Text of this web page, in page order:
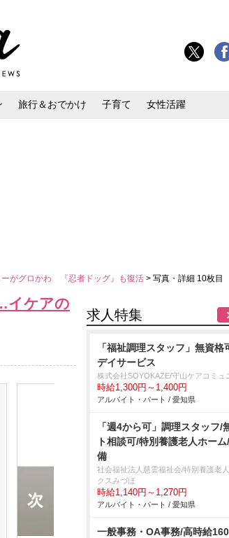
旅行＆おでかけ 子育て 女性活躍
ーがグロかわ 『忍者ドッグ』も復活 > 写真・詳細 10枚目
イケアの
求人特集
「福祉調理スタッフ」無資格
デイサービス
株式会社SOYOKAZE/守山ケアコミュ
時給1,300円～1,400円
アルバイト・パート / 愛知県
「週4から可」調理スタッフ/
ト相談可/特別養護老人ホー
備
社会福祉法人慈雲福祉会/特別養護老
クスみづほ
時給1,140円～1,270円
アルバイト・パート / 愛知県
一般事務・OA事務/高時給